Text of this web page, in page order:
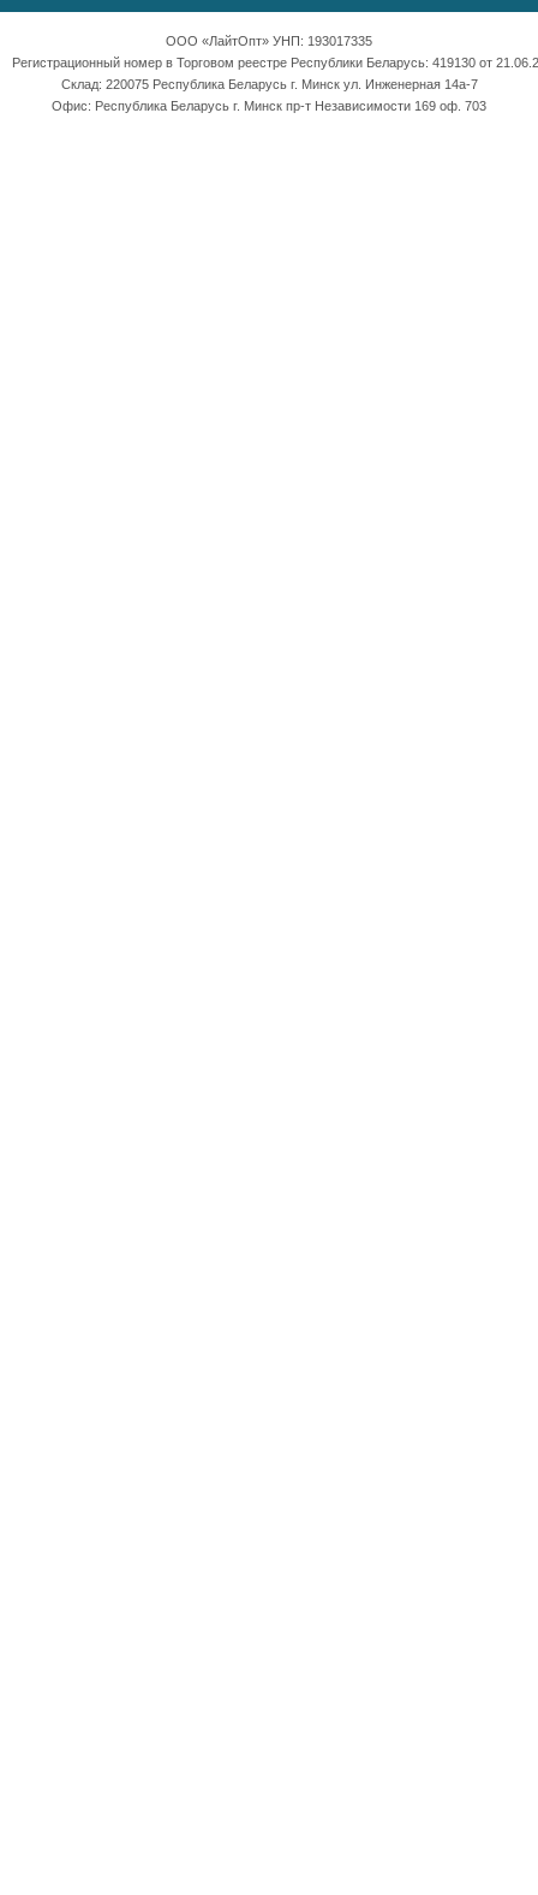
ООО «ЛайтОпт» УНП: 193017335
Регистрационный номер в Торговом реестре Республики Беларусь: 419130 от
Склад: 220075 Республика Беларусь г. Минск ул. Инженерная 14а-7
Офис: Республика Беларусь г. Минск пр-т Независимости 169 оф. 703